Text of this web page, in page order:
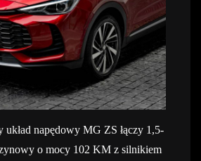
napędowy MG ZS łączy 1,5-
o mocy 102 KM z silnikiem